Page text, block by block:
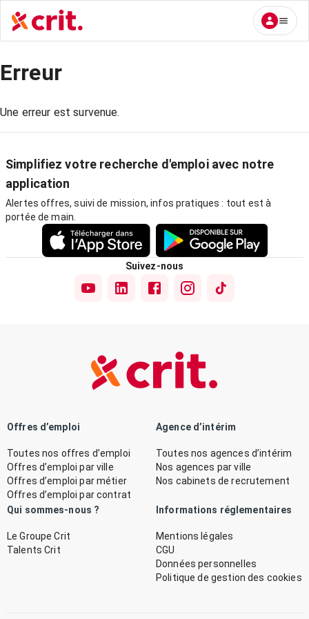
Erreur
Une erreur est survenue.
Simplifiez votre recherche d'emploi avec notre
application
Alertes offres, suivi de mission, infos pratiques : tout est à
portée de main.
Suivez-nous
Offres d’emploi
Toutes nos offres d’emploi
Offres d’emploi par ville
Offres d’emploi par métier
Offres d’emploi par contrat
Agence d’intérim
Toutes nos agences d’intérim
Nos agences par ville
Nos cabinets de recrutement
Qui sommes-nous ?
Le Groupe Crit
Talents Crit
Informations réglementaires
Mentions légales
CGU
Données personnelles
Politique de gestion des cookies